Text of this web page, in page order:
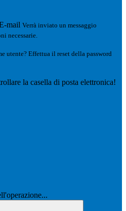
mail Verrà inviato un messaggio
necessarie.
utente? Effettua il reset della password
la casella di posta elettronica!